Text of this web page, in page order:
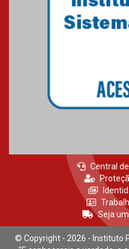
Central
Seja
© Copyright - 2026 - Instituto